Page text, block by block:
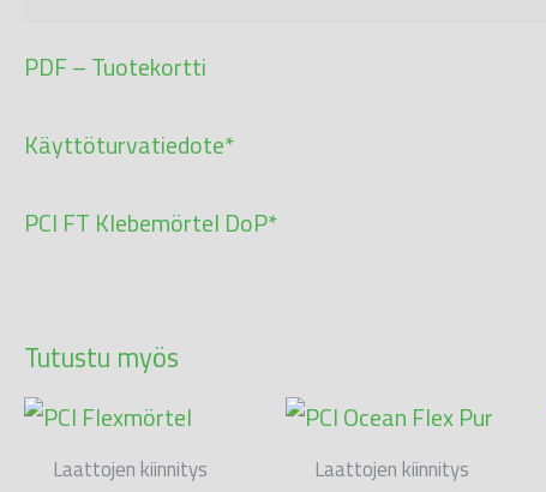
PDF – Tuotekortti
Käyttöturvatiedote*
PCI FT Klebemörtel DoP*
Tutustu myös
Laattojen kiinnitys Laattojen kiinnitys